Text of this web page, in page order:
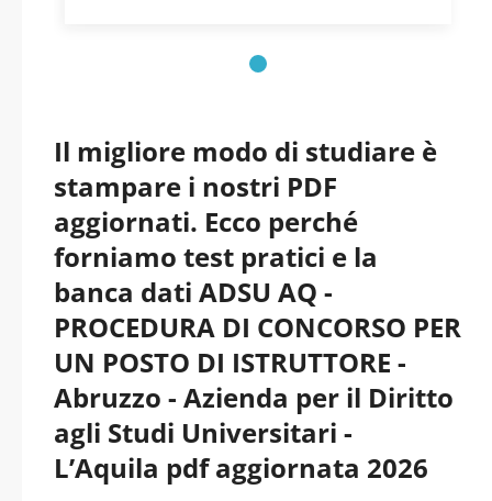
Il migliore modo di studiare è
stampare i nostri PDF
aggiornati. Ecco perché
forniamo test pratici e la
banca dati ADSU AQ -
PROCEDURA DI CONCORSO PER
UN POSTO DI ISTRUTTORE -
Abruzzo - Azienda per il Diritto
agli Studi Universitari -
L’Aquila pdf aggiornata 2026